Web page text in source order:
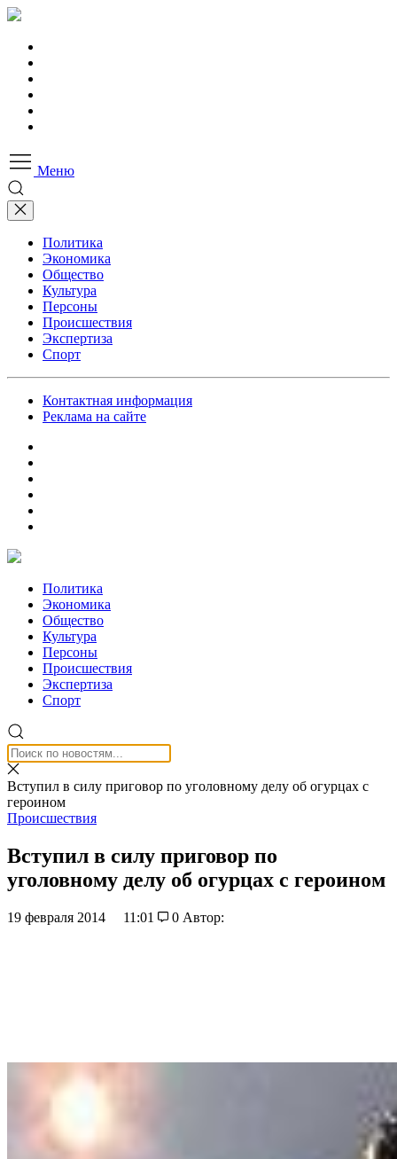
Меню
Политика
Экономика
Общество
Культура
Персоны
Происшествия
Экспертиза
Спорт
Контактная информация
Реклама на сайте
Политика
Экономика
Общество
Культура
Персоны
Происшествия
Экспертиза
Спорт
Вступил в силу приговор по уголовному делу об огурцах с
героином
Происшествия
Вступил в силу приговор по
уголовному делу об огурцах с героином
19 февраля 2014 11:01 0 Автор: